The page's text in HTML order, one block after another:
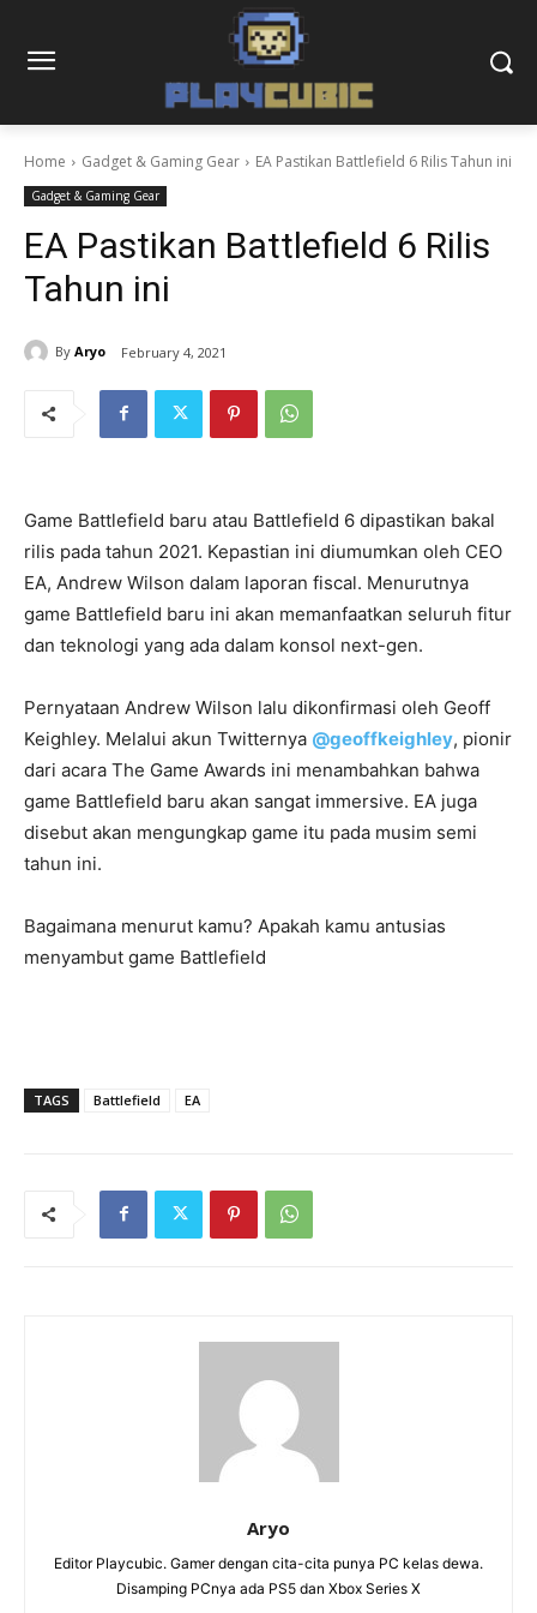
Home Gadget & Gaming Gear EA Pastikan Battlefield 6 Rilis Tahun ini
Gadget & Gaming Gear
EA Pastikan Battlefield 6 Rilis
Tahun ini
By Aryo February 4, 2021
Game Battlefield baru atau Battlefield 6 dipastikan bakal
rilis pada tahun 2021. Kepastian ini diumumkan oleh CEO
EA, Andrew Wilson dalam laporan fiscal. Menurutnya
game Battlefield baru ini akan memanfaatkan seluruh fitur
dan teknologi yang ada dalam konsol next-gen.
Pernyataan Andrew Wilson lalu dikonfirmasi oleh Geoff
Keighley. Melalui akun Twitternya @geoffkeighley, pionir
dari acara The Game Awards ini menambahkan bahwa
game Battlefield baru akan sangat immersive. EA juga
disebut akan mengungkap game itu pada musim semi
tahun ini.
Bagaimana menurut kamu? Apakah kamu antusias
menyambut game Battlefield
TAGS Battlefield EA
Aryo
Editor Playcubic. Gamer dengan cita-cita punya PC kelas dewa.
Disamping PCnya ada PS5 dan Xbox Series X